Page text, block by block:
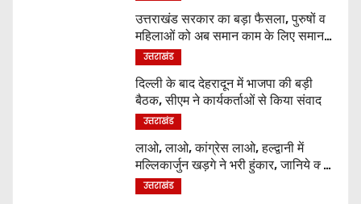
उत्तराखंड सरकार का बड़ा फैसला, पुरुषों व
महिलाओं को अब समान काम के लिए समान
वेतन
उत्तराखंड
दिल्ली के बाद देहरादून में भाजपा की बड़ी
बैठक, सीएम ने कार्यकर्ताओं से किया संवाद
उत्तराखंड
लाओ, लाओ, कांग्रेस लाओ, हल्द्वानी में
मल्लिकार्जुन खड़गे ने भरी हुंकार, जानिये क्या
कुछ कहा
उत्तराखंड